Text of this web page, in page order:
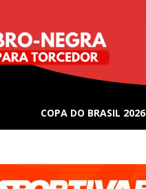
COPA DO BRASIL 2026